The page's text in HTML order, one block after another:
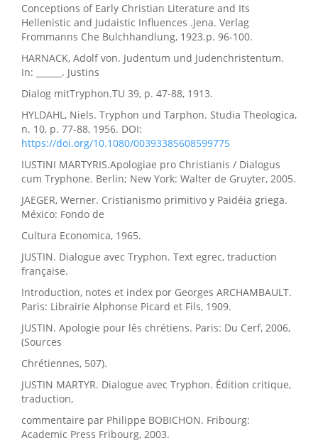
Conceptions of Early Christian Literature and Its
Hellenistic and Judaistic Influences .Jena. Verlag
Frommanns Che Bulchhandlung, 1923.p. 96-100.
HARNACK, Adolf von. Judentum und Judenchristentum.
In: ______. Justins
Dialog mitTryphon.TU 39, p. 47-88, 1913.
HYLDAHL, Niels. Tryphon und Tarphon. Studia Theologica,
n. 10, p. 77-88, 1956. DOI:
https://doi.org/10.1080/00393385608599775
IUSTINI MARTYRIS.Apologiae pro Christianis / Dialogus
cum Tryphone. Berlin; New York: Walter de Gruyter, 2005.
JAEGER, Werner. Cristianismo primitivo y Paidéia griega.
México: Fondo de
Cultura Economica, 1965.
JUSTIN. Dialogue avec Tryphon. Text egrec, traduction
française.
Introduction, notes et index por Georges ARCHAMBAULT.
Paris: Librairie Alphonse Picard et Fils, 1909.
JUSTIN. Apologie pour lês chrétiens. Paris: Du Cerf, 2006,
(Sources
Chrétiennes, 507).
JUSTIN MARTYR. Dialogue avec Tryphon. Édition critique,
traduction,
commentaire par Philippe BOBICHON. Fribourg:
Academic Press Fribourg, 2003.